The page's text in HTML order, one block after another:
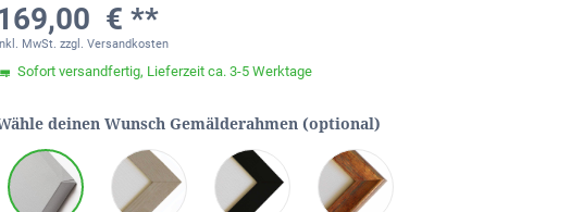
€ **
MwSt. zzgl. Versandkosten
Sofort versandfertig, Lieferzeit ca. 3-5 Werktage
deinen Wunsch Gemälderahmen (optional)